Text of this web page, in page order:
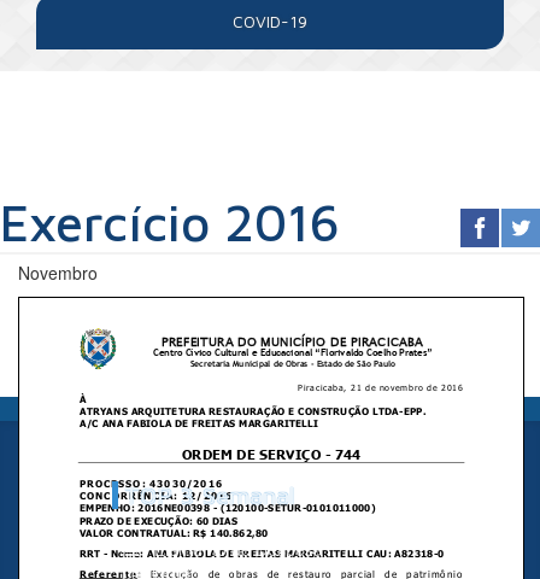
COVID-19
Exercício 2016
Novembro
TOP 3 Semanal
› Elemento de Despesa
por Órgão